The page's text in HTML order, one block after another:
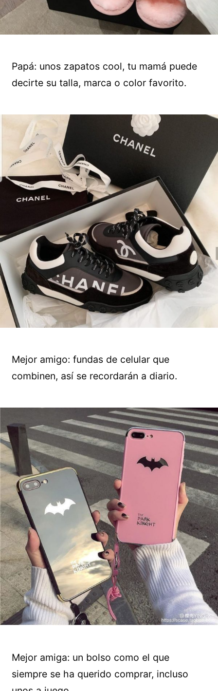
Papá: unos zapatos cool, tu mamá puede
decirte su talla, marca o color favorito.
Mejor amigo: fundas de celular que
combinen, así se recordarán a diario.
Mejor amiga: un bolso como el que
siempre se ha querido comprar, incluso